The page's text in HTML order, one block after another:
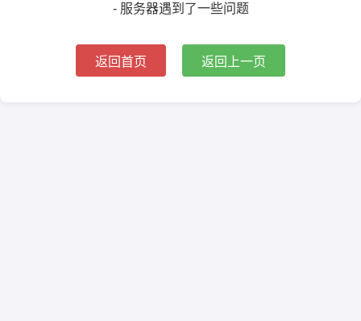
- 服务器遇到了一些问题
返回首页 返回上一页